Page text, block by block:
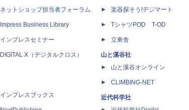
ネットショップ担当者フォーラム
Impress Business Library
インプレスセミナー
DIGITAL X（デジタルクロス）
インプレスブックス
楽器探そう!デジマート
TシャツPOD T-OD
立東舎
山と溪谷社
山と溪谷オンライン
CLIMBING-NET
近代科学社